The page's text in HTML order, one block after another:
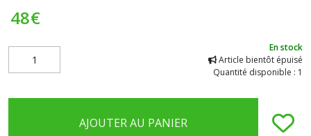
48€
En stock
Article bientôt épuisé
Quantité disponible : 1
AJOUTER AU PANIER